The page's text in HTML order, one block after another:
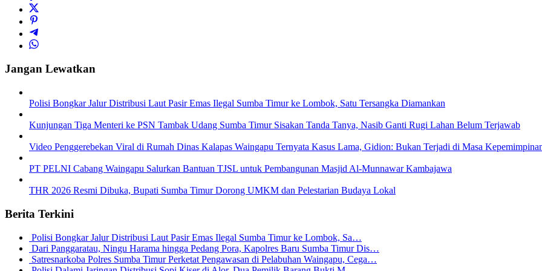
Jangan Lewatkan
Polisi Bongkar Jalur Distribusi Laut Pasir Emas Ilegal Sumba Timur ke Lombok, Satu Tersangka Diamankan
Kunjungan Tiga Menteri ke PSN Tambak Udang Sumba Timur Sisakan Tanda Tanya, Nasib Ganti Rugi Lahan Belum Terjawab
Video Penggerebekan Viral di Rumah Dinas Kalapas Waingapu Ternyata Kasus Lama, Gidion: Bukan Terjadi di Masa
PT PELNI Cabang Waingapu Salurkan Bantuan TJSL untuk Pembangunan Masjid Al-Munnawar Kambajawa
THR 2026 Resmi Dibuka, Bupati Sumba Timur Dorong UMKM dan Pelestarian Budaya Lokal
Berita Terkini
Polisi Bongkar Jalur Distribusi Laut Pasir Emas Ilegal Sumba Timur ke Lombok, Sa…
Dari Panggaratau, Ningu Harama hingga Pedang Pora, Kapolres Baru Sumba Timur Dis…
Satresnarkoba Polres Sumba Timur Perketat Pengawasan di Pelabuhan Waingapu, Cega…